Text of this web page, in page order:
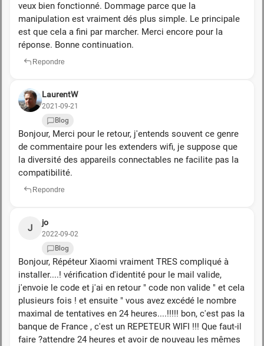
veux bien fonctionné. Dommage parce que la
manipulation est vraiment dés plus simple. Le principale
est que cela a fini par marcher. Merci encore pour la
réponse. Bonne continuation.
Repondre
LaurentW
2021-09-21
Blog
Bonjour, Merci pour le retour, j'entends souvent ce genre
de commentaire pour les extenders wifi, je suppose que
la diversité des appareils connectables ne facilite pas la
compatibilité.
Repondre
J
jo
2022-09-02
Blog
Bonjour, Répéteur Xiaomi vraiment TRES compliqué à
installer....! vérification d'identité pour le mail valide,
j'envoie le code et j'ai en retour " code non valide " et cela
plusieurs fois ! et ensuite " vous avez excédé le nombre
maximal de tentatives en 24 heures....!!!!! bon, c'est pas la
banque de France , c'est un REPETEUR WIFI !!! Que faut-il
faire ?attendre 24 heures et avoir de nouveau les mêmes